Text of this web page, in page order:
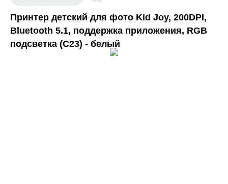
+7 800 500-31-47
Принтер детский для фото Kid Joy, 200DPI,
Bluetooth 5.1, поддержка приложения, RGB
подсветка (C23) - белый